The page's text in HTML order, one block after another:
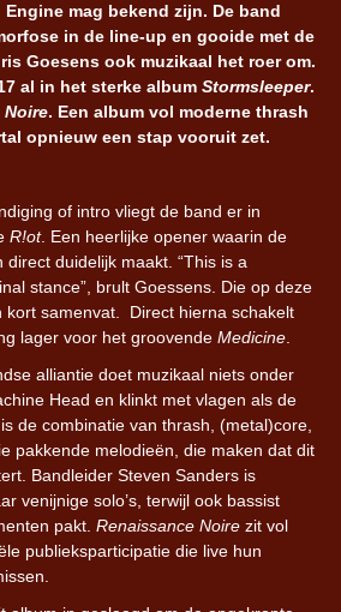
mag bekend zijn. De band
in de line-up en gooide met de
Goesens ook muzikaal het roer om.
al in het sterke album Stormsleeper.
Noire. Een album vol moderne thrash
opnieuw een stap vooruit zet.
of intro vliegt de band er in
R!ot. Een heerlijke opener waarin de
duidelijk maakt. “This is a
stance”, brult Goessens. Die op deze
kort samenvat. Direct hierna schakelt
lager voor het groovende Medicine.
alliantie doet muzikaal niets onder
Head en klinkt met vlagen als de
de combinatie van thrash, (metal)core,
pakkende melodieën, die maken dat dit
Bandleider Steven Sanders is
venijnige solo’s, terwijl ook bassist
pakt. Renaissance Noire zit vol
publieksparticipatie die live hun